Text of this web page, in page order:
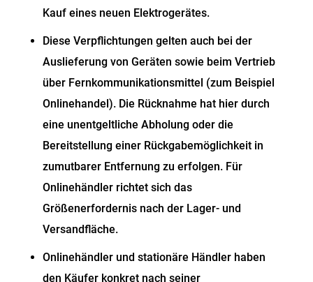
Kauf eines neuen Elektrogerätes.
Diese Verpflichtungen gelten auch bei der
Auslieferung von Geräten sowie beim Vertrieb
über Fernkommunikationsmittel (zum Beispiel
Onlinehandel). Die Rücknahme hat hier durch
eine unentgeltliche Abholung oder die
Bereitstellung einer Rückgabemöglichkeit in
zumutbarer Entfernung zu erfolgen. Für
Onlinehändler richtet sich das
Größenerfordernis nach der Lager- und
Versandfläche.
Onlinehändler und stationäre Händler haben
den Käufer konkret nach seiner